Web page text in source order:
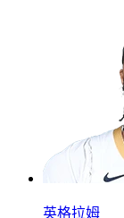
英格拉姆